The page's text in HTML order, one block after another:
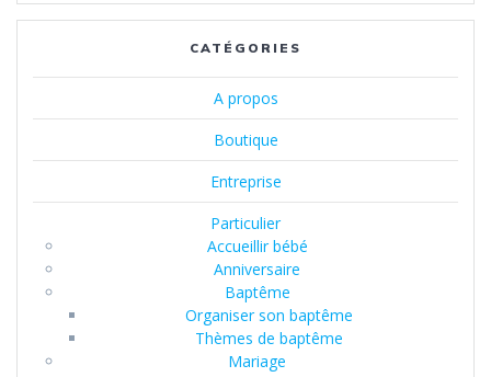
CATÉGORIES
A propos
Boutique
Entreprise
Particulier
Accueillir bébé
Anniversaire
Baptême
Organiser son baptême
Thèmes de baptême
Mariage